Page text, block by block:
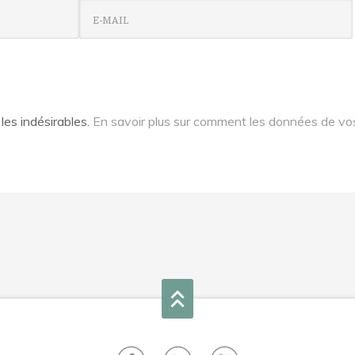
indésirables. En savoir plus sur comment les données de